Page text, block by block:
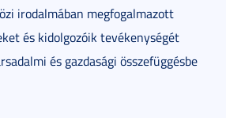
irodalmában megfogalmazott
és kidolgozóik tevékenységét
és gazdasági összefüggésbe